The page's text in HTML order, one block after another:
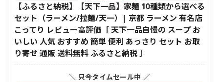
【ふるさと納税】【天下一品】家麺 10種類から選べる
セット（ラーメン/拉麺/天一）| 京都 ラーメン 有名店
こってり レビュー高評価［ 天下一品自慢の スープ お
いしい 人気 おすすめ 簡単 便利 あっさり セット お取
り寄せ 通販 送料無料 ふるさと納税 ］
＼ 只今タイムセール中 ／